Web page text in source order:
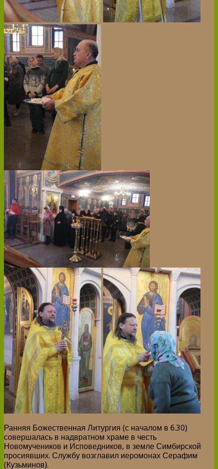
Ранняя Божественная Литургия (с началом в 6.30)
совершалась в надвратном храме в честь
Новомучеников и Исповедников, в земле Симбирской
просиявших. Службу возглавил иеромонах Серафим
(Кузьминов).